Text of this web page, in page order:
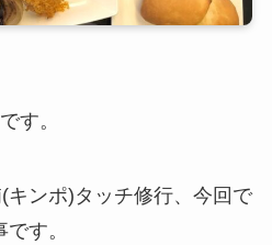
す。
キンポ)タッチ修行、今回で
す。